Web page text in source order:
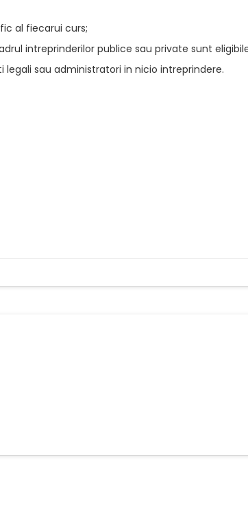
al fiecarui curs;
intreprinderilor publice sau private sunt
sau administratori in nicio intreprindere.